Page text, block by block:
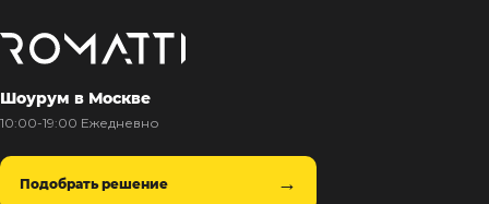
Шоурум в Москве
10:00-19:00 Ежедневно
Подобрать решение